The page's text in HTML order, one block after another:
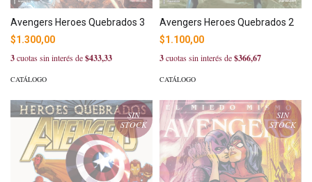
Avengers Heroes Quebrados 3
$1.300,00
3cuotas sin interés de$433,33
CATÁLOGO
Avengers Heroes Quebrados 2
$1.100,00
3cuotas sin interés de$366,67
CATÁLOGO
SIN
STOCK
SIN
STOCK